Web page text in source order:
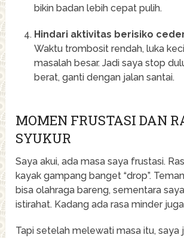
bikin badan lebih cepat pulih.
Hindari aktivitas berisiko
Waktu trombosit rendah, luka
masalah besar. Jadi saya stop
berat, ganti dengan jalan santai.
MOMEN FRUSTASI DAN
SYUKUR
Saya akui, ada masa saya frustasi.
kayak gampang banget “drop”.
bisa olahraga bareng, sementara
istirahat. Kadang ada rasa minder
Tapi setelah melewati masa itu, saya